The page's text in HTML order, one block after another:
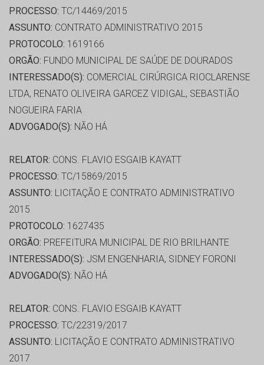
PROCESSO: TC/14469/2015
ASSUNTO: CONTRATO ADMINISTRATIVO 2015
PROTOCOLO: 1619166
ORGÃO: FUNDO MUNICIPAL DE SAÚDE DE DOURADOS
INTERESSADO(S): COMERCIAL CIRÚRGICA RIOCLARENSE
LTDA, RENATO OLIVEIRA GARCEZ VIDIGAL, SEBASTIÃO
NOGUEIRA FARIA
ADVOGADO(S): NÃO HÁ
RELATOR: CONS. FLAVIO ESGAIB KAYATT
PROCESSO: TC/15869/2015
ASSUNTO: LICITAÇÃO E CONTRATO ADMINISTRATIVO
2015
PROTOCOLO: 1627435
ORGÃO: PREFEITURA MUNICIPAL DE RIO BRILHANTE
INTERESSADO(S): JSM ENGENHARIA, SIDNEY FORONI
ADVOGADO(S): NÃO HÁ
RELATOR: CONS. FLAVIO ESGAIB KAYATT
PROCESSO: TC/22319/2017
ASSUNTO: LICITAÇÃO E CONTRATO ADMINISTRATIVO
2017